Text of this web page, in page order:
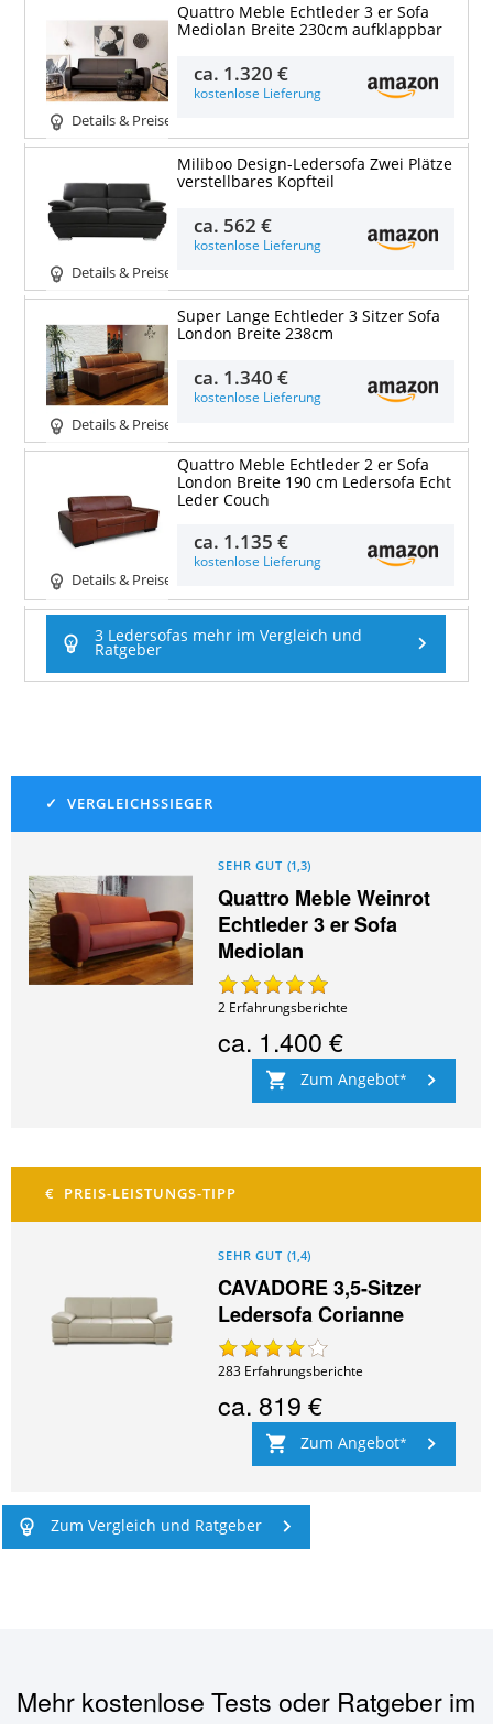
Details & Preise
Quattro Meble Echtleder 3 er Sofa
Mediolan Breite 230cm aufklappbar
ca. 1.320 €
kostenlose Lieferung
Details & Preise
Miliboo Design-Ledersofa Zwei Plätze
verstellbares Kopfteil
ca. 562 €
kostenlose Lieferung
Details & Preise
Super Lange Echtleder 3 Sitzer Sofa
London Breite 238cm
ca. 1.340 €
kostenlose Lieferung
Details & Preise
Quattro Meble Echtleder 2 er Sofa
London Breite 190 cm Ledersofa Echt
Leder Couch
ca. 1.135 €
kostenlose Lieferung
3 Ledersofas mehr im Vergleich und
Ratgeber
SEHR GUT (1,3)
Quattro Meble Weinrot
Echtleder 3 er Sofa
Mediolan
2 Erfahrungsberichte
ca. 1.400 €
Zum Angebot
SEHR GUT (1,4)
CAVADORE 3,5-Sitzer
Ledersofa Corianne
283 Erfahrungsberichte
ca. 819 €
Zum Angebot
Zum Vergleich und Ratgeber
Mehr kostenlose Tests oder Ratgeber im